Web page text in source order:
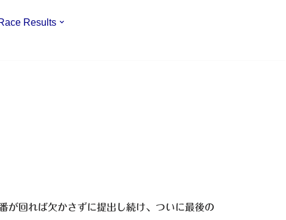
Results
が回れば欠かさずに提出し続け、ついに最後の